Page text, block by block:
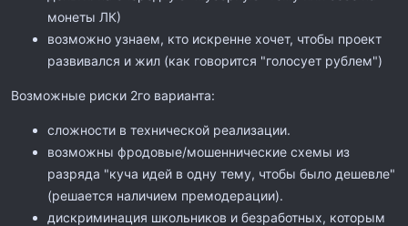
монеты ЛК)
возможно узнаем, кто искренне хочет, чтобы проект
развивался и жил (как говорится "голосует рублем")
Возможные риски 2го варианта:
сложности в технической реализации.
возможны фродовые/мошеннические схемы из
разряда "куча идей в одну тему, чтобы было дешевле"
(решается наличием премодерации).
дискриминация школьников и безработных, которым